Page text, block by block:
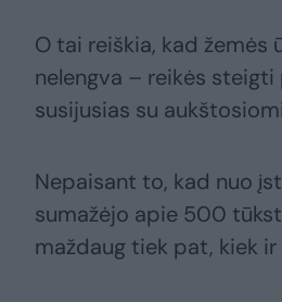
O tai reiškia, kad
nelengva – reikės
susijusias su
Nepaisant to, kad nuo
sumažėjo apie 500
maždaug tiek pat, kiek